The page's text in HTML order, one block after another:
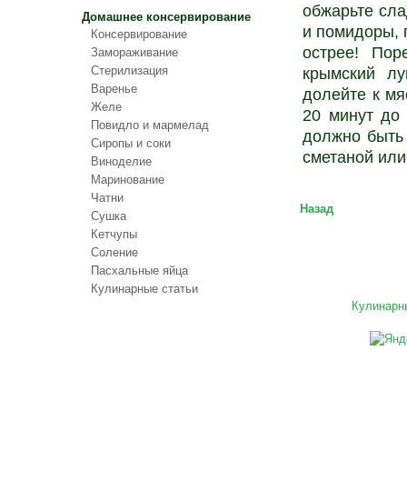
Домашнее консервирование
Консервирование
Замораживание
Стерилизация
Варенье
Желе
Повидло и мармелад
Сиропы и соки
Виноделие
Маринование
Чатни
Сушка
Кетчупы
Соление
Пасхальные яйца
Кулинарные статьи
обжарьте
и помидоры,
острее!
крымский
долейте к
20 минут до
должно быть
сметаной
Назад